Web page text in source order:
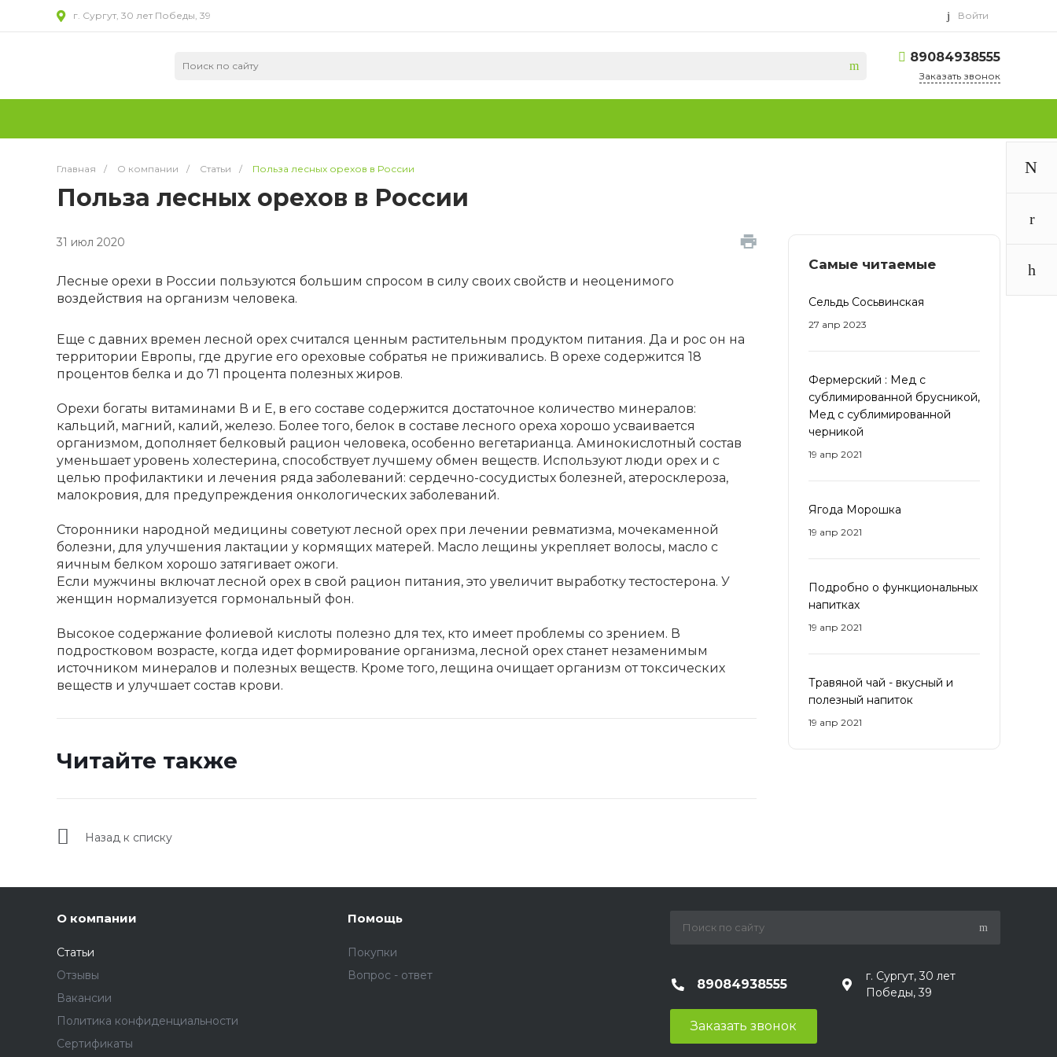
г. Сургут, 30 лет Победы, 39 Войти
89084938555
Заказать звонок
Главная / О компании / Статьи / Польза лесных орехов в России
Польза лесных орехов в России
Самые читаемые
Сельдь Сосьвинская
27 апр 2023
Фермерский : Мед с
сублимированной брусникой,
Мед с сублимированной
черникой
19 апр 2021
Ягода Морошка
19 апр 2021
Подробно о функциональных
напитках
19 апр 2021
Травяной чай - вкусный и
полезный напиток
19 апр 2021
31 июл 2020
Лесные орехи в России пользуются большим спросом в силу своих свойств и неоценимого
воздействия на организм человека.
Еще с давних времен лесной орех считался ценным растительным продуктом питания. Да и рос он на
территории Европы, где другие его ореховые собратья не приживались. В орехе содержится 18
процентов белка и до 71 процента полезных жиров.
Орехи богаты витаминами В и Е, в его составе содержится достаточное количество минералов:
кальций, магний, калий, железо. Более того, белок в составе лесного ореха хорошо усваивается
организмом, дополняет белковый рацион человека, особенно вегетарианца. Аминокислотный состав
уменьшает уровень холестерина, способствует лучшему обмен веществ. Используют люди орех и с
целью профилактики и лечения ряда заболеваний: сердечно-сосудистых болезней, атеросклероза,
малокровия, для предупреждения онкологических заболеваний.
Сторонники народной медицины советуют лесной орех при лечении ревматизма, мочекаменной
болезни, для улучшения лактации у кормящих матерей. Масло лещины укрепляет волосы, масло с
яичным белком хорошо затягивает ожоги.
Если мужчины включат лесной орех в свой рацион питания, это увеличит выработку тестостерона. У
женщин нормализуется гормональный фон.
Высокое содержание фолиевой кислоты полезно для тех, кто имеет проблемы со зрением. В
подростковом возрасте, когда идет формирование организма, лесной орех станет незаменимым
источником минералов и полезных веществ. Кроме того, лещина очищает организм от токсических
веществ и улучшает состав крови.
Читайте также
Назад к списку
О компании
Статьи
Отзывы
Вакансии
Политика конфиденциальности
Сертификаты
Помощь
Покупки
Вопрос - ответ
89084938555
г. Сургут, 30 лет
Победы, 39
Заказать звонок